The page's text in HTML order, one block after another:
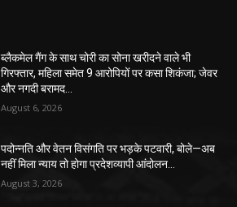
ब्लैकमेल गैंग के साथ चोरी का सोना खरीदने वाले भी
गिरफ्तार, महिला समेत 9 आरोपियों पर कसा शिकंजा; जेवर
और नगदी बरामद…
August 6, 2026
पदोन्नति और वेतन विसंगति पर भड़के पटवारी, बोले—अब
नहीं मिला न्याय तो होगा प्रदेशव्यापी आंदोलन…
August 3, 2026